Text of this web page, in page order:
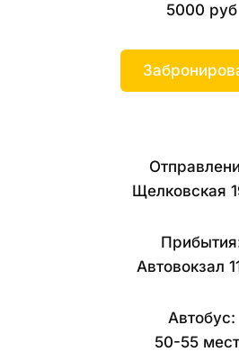
5000 руб
Щелковская
Автовокзал
Автобус:
50-55